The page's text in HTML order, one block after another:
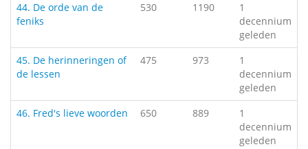
44. De orde van de
feniks
530 1190
1
decennium
geleden
45. De herinneringen of
de lessen
475 973
1
decennium
geleden
46. Fred's lieve woorden
650 889
1
decennium
geleden